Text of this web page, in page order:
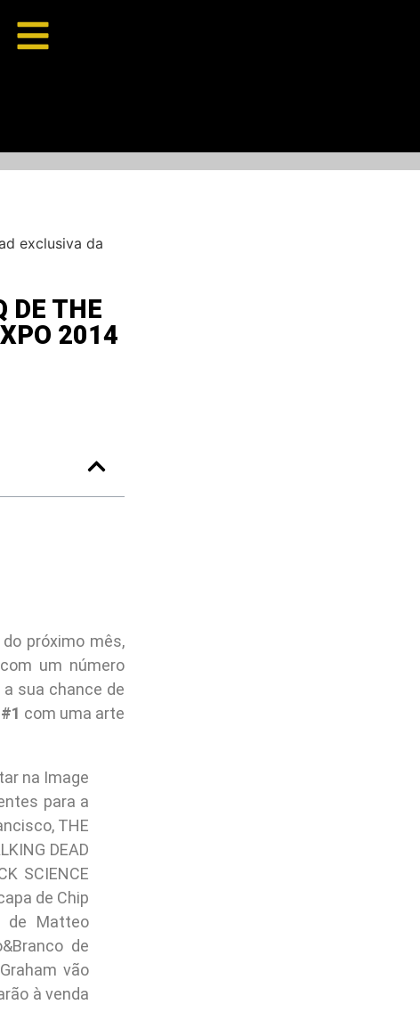
exclusiva da
DE THE
2014
próximo mês,
um número
sua chance de
com uma arte
na Image
para a
THE
DEAD
SCIENCE
de Chip
de Matteo
de
vão
à venda